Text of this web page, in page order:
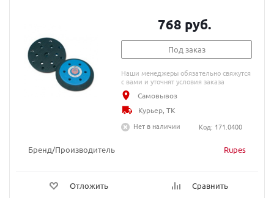
Бренд/Производитель Rupes
Отложить Сравнить
768 руб.
Под заказ
Наши менеджеры обязательно свяжутся
с вами и уточнят условия заказа
Самовывоз
Курьер, ТК
Нет в наличии
Код: 171.0400